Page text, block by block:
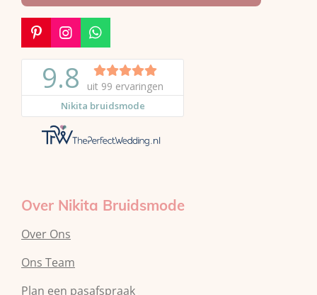
P
i
n
e
e
I
n
s
t
a
g
r
a
m
W
h
a
t
s
A
p
Over Nikita Bruidsmode
Over Ons
Ons Team
Plan een pasafspraak